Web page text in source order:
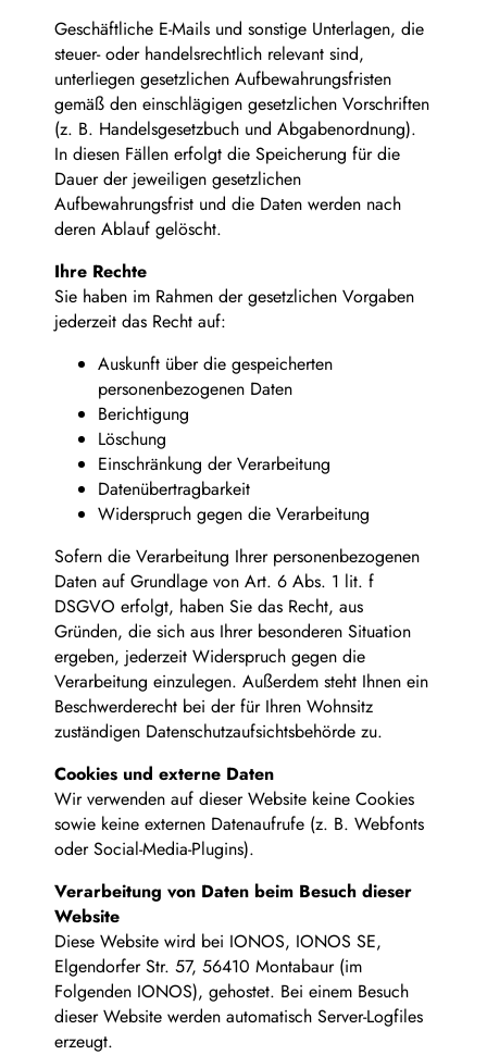
Geschäftliche E-Mails und sonstige Unterlagen, die
steuer- oder handelsrechtlich relevant sind,
unterliegen gesetzlichen Aufbewahrungsfristen
gemäß den einschlägigen gesetzlichen Vorschriften
(z. B. Handelsgesetzbuch und Abgabenordnung).
In diesen Fällen erfolgt die Speicherung für die
Dauer der jeweiligen gesetzlichen
Aufbewahrungsfrist und die Daten werden nach
deren Ablauf gelöscht.
Ihre Rechte
Sie haben im Rahmen der gesetzlichen Vorgaben
jederzeit das Recht auf:
Auskunft über die gespeicherten
personenbezogenen Daten
Berichtigung
Löschung
Einschränkung der Verarbeitung
Datenübertragbarkeit
Widerspruch gegen die Verarbeitung
Sofern die Verarbeitung Ihrer personenbezogenen
Daten auf Grundlage von Art. 6 Abs. 1 lit. f
DSGVO erfolgt, haben Sie das Recht, aus
Gründen, die sich aus Ihrer besonderen Situation
ergeben, jederzeit Widerspruch gegen die
Verarbeitung einzulegen. Außerdem steht Ihnen ein
Beschwerderecht bei der für Ihren Wohnsitz
zuständigen Datenschutzaufsichtsbehörde zu.
Cookies und externe Daten
Wir verwenden auf dieser Website keine Cookies
sowie keine externen Datenaufrufe (z. B. Webfonts
oder Social-Media-Plugins).
Verarbeitung von Daten beim Besuch dieser
Website
Diese Website wird bei IONOS, IONOS SE,
Elgendorfer Str. 57, 56410 Montabaur (im
Folgenden IONOS), gehostet. Bei einem Besuch
dieser Website werden automatisch Server-Logfiles
erzeugt.